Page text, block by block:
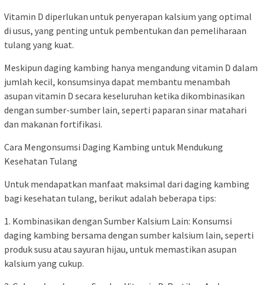
Vitamin D diperlukan untuk penyerapan kalsium yang optimal
di usus, yang penting untuk pembentukan dan pemeliharaan
tulang yang kuat.
Meskipun daging kambing hanya mengandung vitamin D dalam
jumlah kecil, konsumsinya dapat membantu menambah
asupan vitamin D secara keseluruhan ketika dikombinasikan
dengan sumber-sumber lain, seperti paparan sinar matahari
dan makanan fortifikasi.
Cara Mengonsumsi Daging Kambing untuk Mendukung
Kesehatan Tulang
Untuk mendapatkan manfaat maksimal dari daging kambing
bagi kesehatan tulang, berikut adalah beberapa tips:
1. Kombinasikan dengan Sumber Kalsium Lain: Konsumsi
daging kambing bersama dengan sumber kalsium lain, seperti
produk susu atau sayuran hijau, untuk memastikan asupan
kalsium yang cukup.